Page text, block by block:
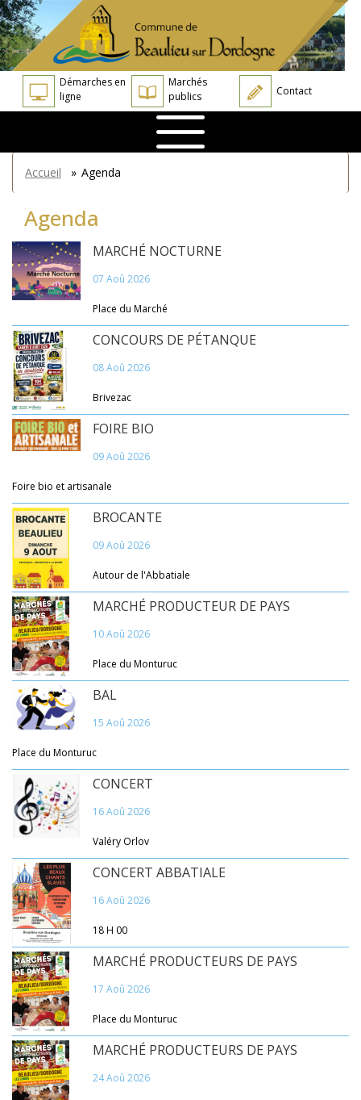
Aller
au
contenu
principal
Démarches en
ligne
Marchés
publics
Contact
You
are
here
Accueil » Agenda
Agenda
MARCHÉ NOCTURNE
07 Aoû 2026
Place du Marché
CONCOURS DE PÉTANQUE
08 Aoû 2026
Brivezac
FOIRE BIO
09 Aoû 2026
Foire bio et artisanale
BROCANTE
09 Aoû 2026
Autour de l'Abbatiale
MARCHÉ PRODUCTEUR DE PAYS
10 Aoû 2026
Place du Monturuc
BAL
15 Aoû 2026
Place du Monturuc
CONCERT
16 Aoû 2026
Valéry Orlov
CONCERT ABBATIALE
16 Aoû 2026
18 H 00
MARCHÉ PRODUCTEURS DE PAYS
17 Aoû 2026
Place du Monturuc
MARCHÉ PRODUCTEURS DE PAYS
24 Aoû 2026
Panneau de gestion des cookies